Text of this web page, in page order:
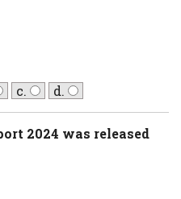
c. d.
2024 was released